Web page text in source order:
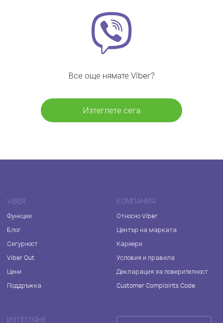
Все още нямате Viber?
Изтеглете сега
VIBER
Функции
Блог
Сигурност
Viber Out
Цени
Поддръжка
КОМПАНИЯ
Относно Viber
Център на марката
Кариери
Условия и правила
Декларация за поверителност
Customer Complaints Code
ИЗТЕГЛЯНЕ